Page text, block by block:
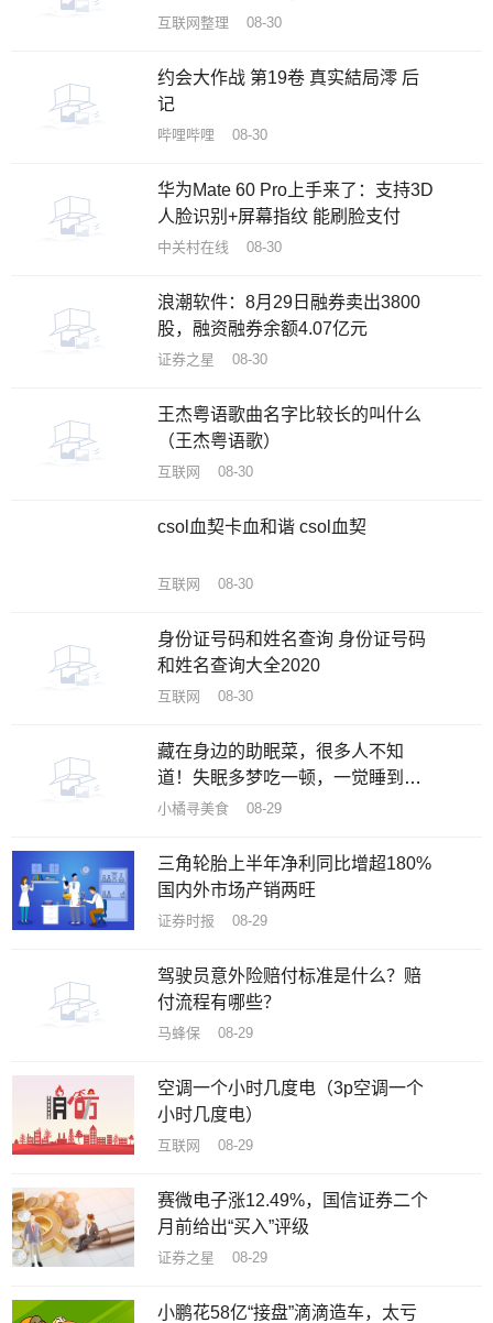
互联网整理 08-30
约会大作战 第19卷 真实結局澪 后
记
哔哩哔哩 08-30
华为Mate 60 Pro上手来了：支持3D
人脸识别+屏幕指纹 能刷脸支付
中关村在线 08-30
浪潮软件：8月29日融券卖出3800
股，融资融券余额4.07亿元
证券之星 08-30
王杰粤语歌曲名字比较长的叫什么
（王杰粤语歌）
互联网 08-30
csol血契卡血和谐 csol血契
互联网 08-30
身份证号码和姓名查询 身份证号码
和姓名查询大全2020
互联网 08-30
藏在身边的助眠菜，很多人不知
道！失眠多梦吃一顿，一觉睡到天
亮
小橘寻美食 08-29
三角轮胎上半年净利同比增超180%
国内外市场产销两旺
证券时报 08-29
驾驶员意外险赔付标准是什么？赔
付流程有哪些？
马蜂保 08-29
空调一个小时几度电（3p空调一个
小时几度电）
互联网 08-29
赛微电子涨12.49%，国信证券二个
月前给出“买入”评级
证券之星 08-29
小鹏花58亿“接盘”滴滴造车，太亏